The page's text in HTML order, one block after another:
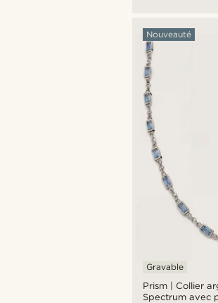
Prism | Collier
Spectrum avec
Nouveauté
Gravable